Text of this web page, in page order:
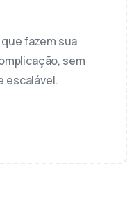
fazem sua
sem
escalável.